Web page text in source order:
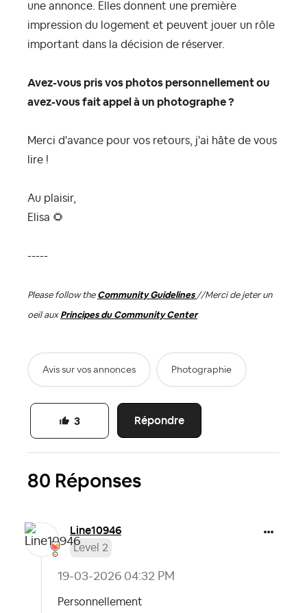
une annonce. Elles donnent une première
impression du logement et peuvent jouer un rôle
important dans la décision de réserver.
Avez-vous pris vos photos personnellement ou
avez-vous fait appel à un photographe ?
Merci d'avance pour vos retours, j'ai hâte de vous
lire !
Au plaisir,
Elisa 🌻
-----
Please follow the Community Guidelines //Merci de jeter un
oeil aux Principes du Community Center
Avis sur vos annonces Photographie
Répondre
3
80 Réponses
Line10946
Level 2
‎19-03-2026 04:32 PM
Personnellement